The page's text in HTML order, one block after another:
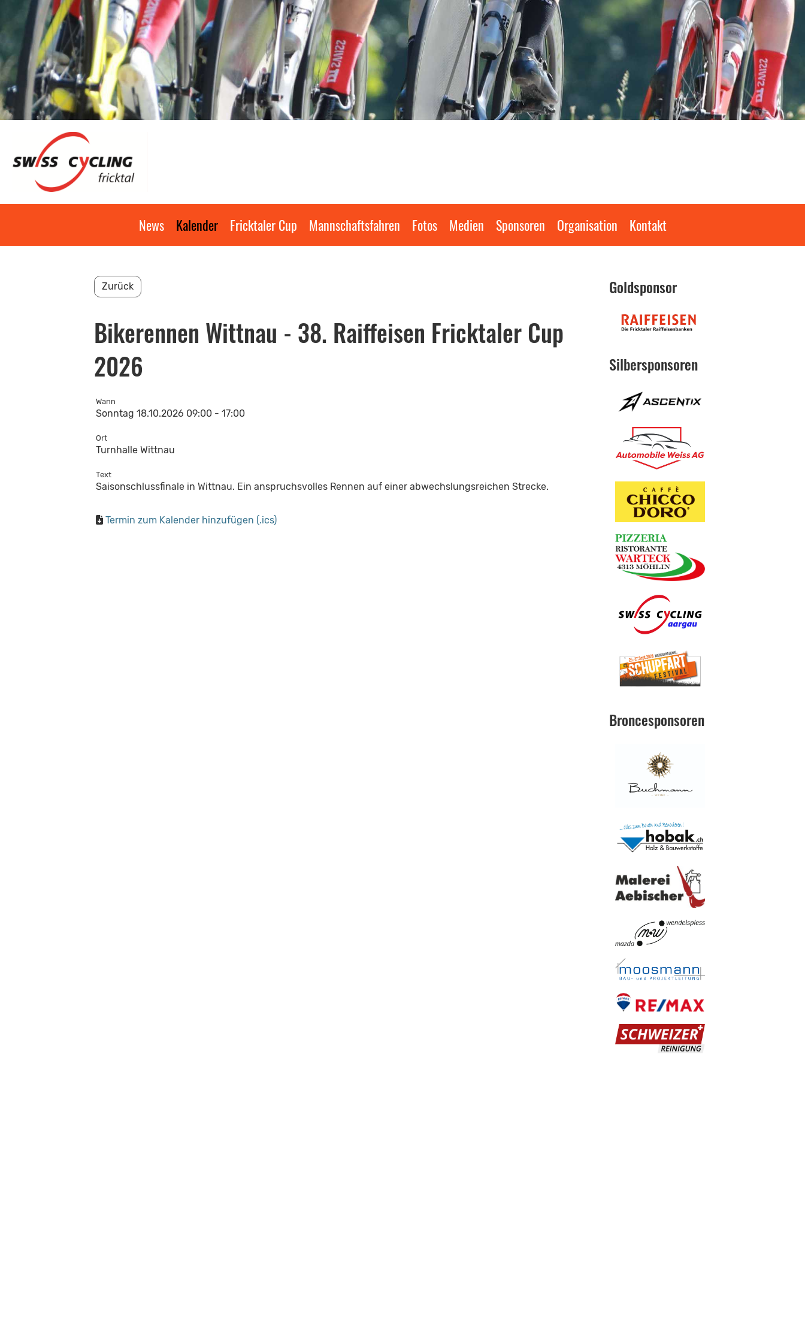
News Kalender Fricktaler Cup Mannschaftsfahren Fotos Medien Sponsoren Organisation Kontakt
Zurück
Bikerennen Wittnau - 38. Raiffeisen Fricktaler Cup
2026
Wann
Sonntag 18.10.2026 09:00 - 17:00
Ort
Turnhalle Wittnau
Text
Saisonschlussfinale in Wittnau. Ein anspruchsvolles Rennen auf einer abwechslungsreichen Strecke.
Termin zum Kalender hinzufügen (.ics)
Goldsponsor
Silbersponsoren
Broncesponsoren